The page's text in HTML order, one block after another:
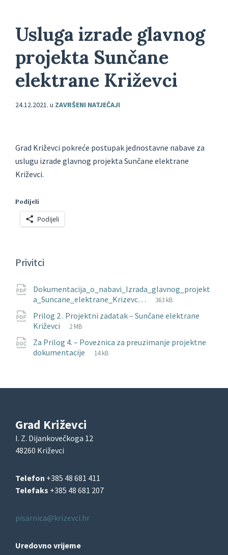
Usluga izrade glavnog
projekta Sunčane
elektrane Križevci
24.12.2021. u ZAVRŠENI NATJEČAJI
Grad Križevci pokreće postupak jednostavne nabave za
uslugu izrade glavnog projekta Sunčane elektrane
Križevci.
Podijeli
Podijeli
Privitci
Dokumentacija_o_nabavi_Izrada_glavnog_projekt
a_Suncane_elektrane_Krizevc…
File
pdf
File
363 kB
Prilog 2 . Projektni zadatak – Sunčane elektrane
Križevci
File
pdf
File
2 MB
Za Prilog 4. – Poveznica za preuzimanje projektne
dokumentacije
File
docx
File
14 kB
Grad Križevci
I. Z. Dijankovečkoga 12
48260 Križevci
Telefon +385 48 681 411
Telefaks +385 48 681 207
pisarnica@krizevci.hr
Uredovno vrijeme